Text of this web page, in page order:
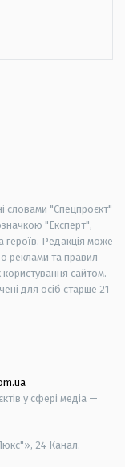
словами "Спецпроєкт"
"Експерт",
героїв. Редакція може
реклами та правил
сайтом.
для осіб старше 21
у сфері медіа —
24 Канал.